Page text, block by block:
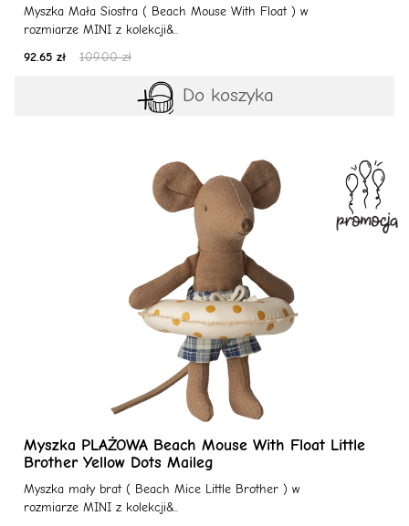
Myszka Mała Siostra ( Beach Mouse With Float ) w
rozmiarze MINI z kolekcji&..
92.65 zł
109.00 zł
Do koszyka
Myszka PLAŻOWA Beach Mouse With Float Little
Brother Yellow Dots Maileg
Myszka mały brat ( Beach Mice Little Brother ) w
rozmiarze MINI z kolekcji&..